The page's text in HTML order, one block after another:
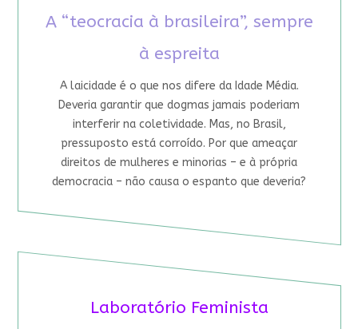
A “teocracia à brasileira”, sempre
à espreita
A laicidade é o que nos difere da Idade Média.
Deveria garantir que dogmas jamais poderiam
interferir na coletividade. Mas, no Brasil,
pressuposto está corroído. Por que ameaçar
direitos de mulheres e minorias – e à própria
democracia – não causa o espanto que deveria?
Laboratório Feminista